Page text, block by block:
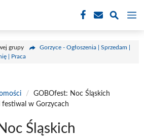
grupy
Gorzyce - Ogłoszenia | Sprzedam |
| Praca
/
GOBOfest: Noc Śląskich
festiwal w Gorzycach
Śląskich